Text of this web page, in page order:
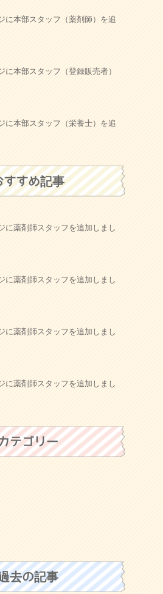
に本部スタッフ（薬剤師）を追
に本部スタッフ（登録販売者）
に本部スタッフ（栄養士）を追
すすめ記事
に薬剤師スタッフを追加しまし
に薬剤師スタッフを追加しまし
に薬剤師スタッフを追加しまし
に薬剤師スタッフを追加しまし
テゴリー
去の記事